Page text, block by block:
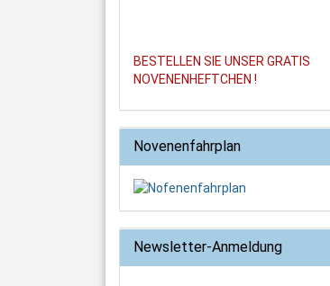
BESTELLEN SIE UNSER GRATIS
NOVENENHEFTCHEN !
Novenenfahrplan
Newsletter-Anmeldung